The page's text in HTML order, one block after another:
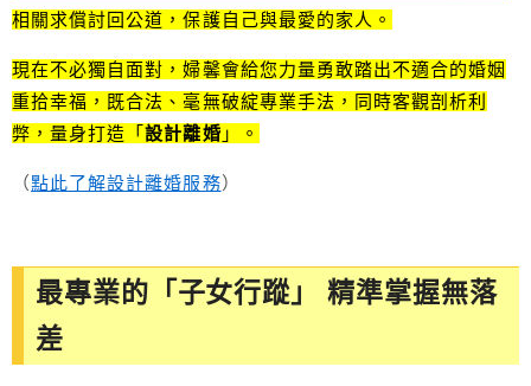
相關求償討回公道，保護自己與最愛的家人。
現在不必獨自面對，婦馨會給您力量勇敢踏出不適合的婚姻
重拾幸福，既合法、毫無破綻專業手法，同時客觀剖析利
弊，量身打造「設計離婚 」。
（點此了解設計離婚服務）
最專業的「子女行蹤」 精準掌握無落
差